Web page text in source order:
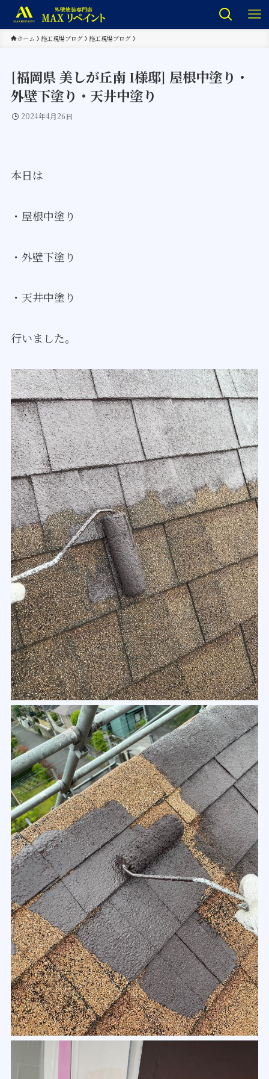
ホーム 施工現場ブログ 施工現場ブログ
[福岡県 美しが丘南 I様邸] 屋根中塗り・
外壁下塗り・天井中塗り
2024年4月26日
本日は
・屋根中塗り
・外壁下塗り
・天井中塗り
行いました。